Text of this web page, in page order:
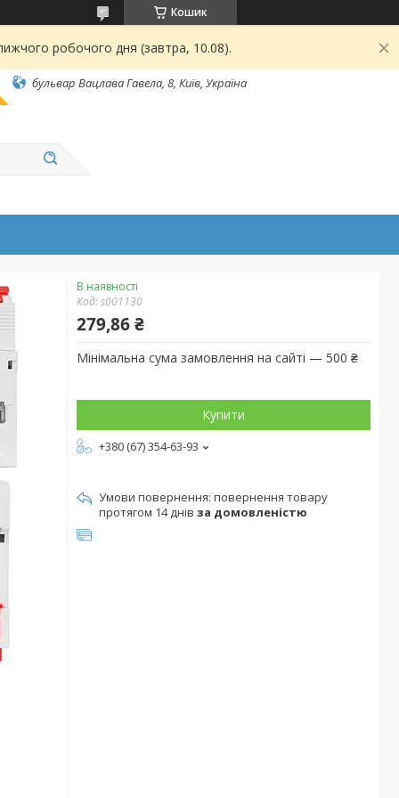
Кошик
робочого дня (завтра, 10.08).
бульвар Вацлава Гавела, 8, Київ, Україна
В наявності
Код:s001130
279,86 ₴
Мінімальна сума замовлення на сайті — 500 ₴
Купити
+380 (67) 354-63-93
повернення товару
протягом 14 днів за домовленістю